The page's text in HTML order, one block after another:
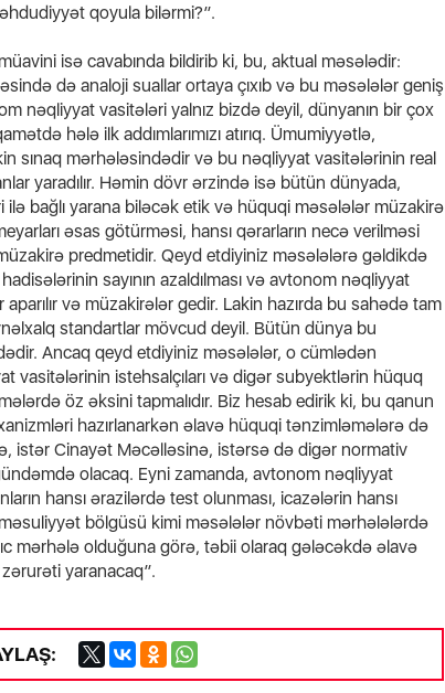
qoyula bilərmi?”.
isə cavabında bildirib ki, bu, aktual məsələdir:
də analoji suallar ortaya çıxıb və bu məsələlər geniş
nəqliyyat vasitələri yalnız bizdə deyil, dünyanın bir çox
hələ ilk addımlarımızı atırıq. Ümumiyyətlə,
sınaq mərhələsindədir və bu nəqliyyat vasitələrinin real
yaradılır. Həmin dövr ərzində isə bütün dünyada,
bağlı yarana biləcək etik və hüquqi məsələlər müzakirə
əsas götürməsi, hansı qərarların necə verilməsi
predmetidir. Qeyd etdiyiniz məsələlərə gəldikdə
sayının azaldılması və avtonom nəqliyyat
və müzakirələr gedir. Lakin hazırda bu sahədə tam
standartlar mövcud deyil. Bütün dünya bu
Ancaq qeyd etdiyiniz məsələlər, o cümlədən
vasitələrinin istehsalçıları və digər subyektlərin hüquq
öz əksini tapmalıdır. Biz hesab edirik ki, bu qanun
hazırlanarkən əlavə hüquqi tənzimləmələrə də
istər Cinayət Məcəlləsinə, istərsə də digər normativ
olacaq. Eyni zamanda, avtonom nəqliyyat
hansı ərazilərdə test olunması, icazələrin hansı
bölgüsü kimi məsələlər növbəti mərhələlərdə
mərhələ olduğuna görə, təbii olaraq gələcəkdə əlavə
yaranacaq”.